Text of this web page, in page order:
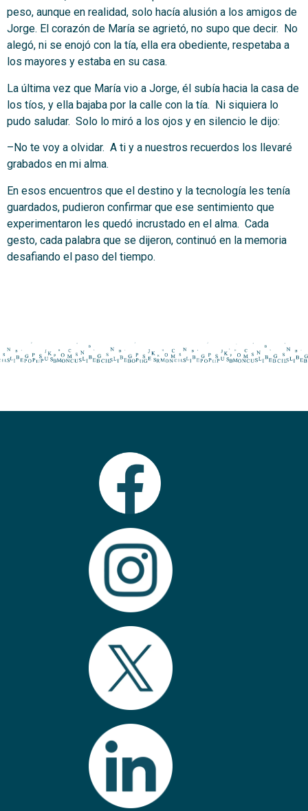
peso, aunque en realidad, solo hacía alusión a los amigos de
Jorge. El corazón de María se agrietó, no supo que decir. No
alegó, ni se enojó con la tía, ella era obediente, respetaba a
los mayores y estaba en su casa.
La última vez que María vio a Jorge, él subía hacia la casa de
los tíos, y ella bajaba por la calle con la tía. Ni siquiera lo
pudo saludar. Solo lo miró a los ojos y en silencio le dijo:
–No te voy a olvidar. A ti y a nuestros recuerdos los llevaré
grabados en mi alma.
En esos encuentros que el destino y la tecnología les tenía
guardados, pudieron confirmar que ese sentimiento que
experimentaron les quedó incrustado en el alma. Cada
gesto, cada palabra que se dijeron, continuó en la memoria
desafiando el paso del tiempo.